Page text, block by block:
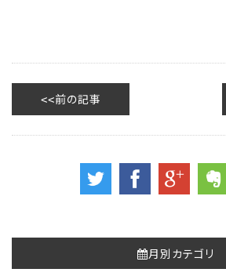
前の記事
月別カテゴリ